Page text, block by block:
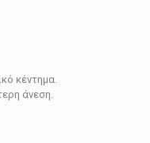
κέντημα.
άνεση.